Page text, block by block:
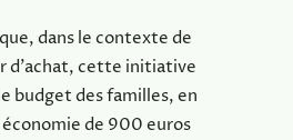
dans le contexte de
d’achat, cette initiative
budget des familles, en
de 900 euros